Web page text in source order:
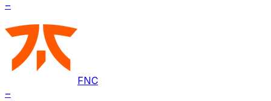
–
FNC
–